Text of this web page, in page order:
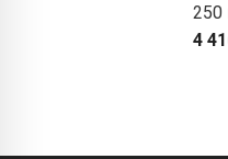
250
4